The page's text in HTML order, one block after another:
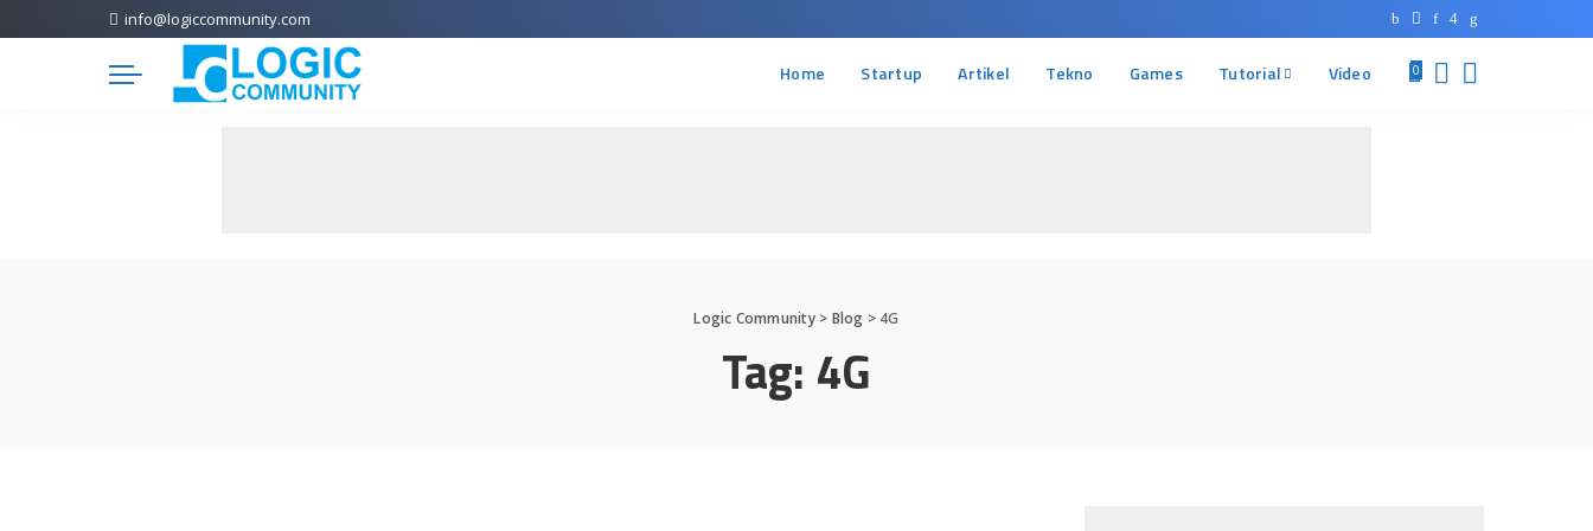
info@logiccommunity.com
Home Startup Artikel Tekno Games Tutorial Video 0
Logic Community> Blog > 4G
Tag: 4G